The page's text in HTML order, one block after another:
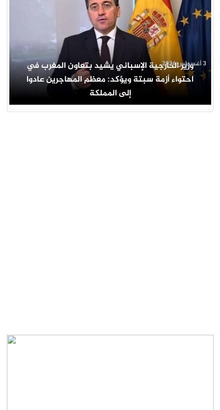
وزير الخارجية الإسباني يشيد بتعاون المغرب في
احتواء أزمة سبتة ويؤكد: معظم المهاجرين عادوا
إلى المملكة
3 أغسطس 2026